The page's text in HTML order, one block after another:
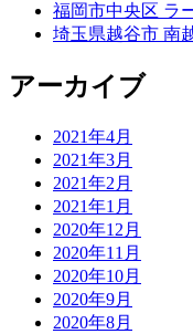
福岡市中央区 ラ
埼玉県越谷市 南
アーカイブ
2021年4月
2021年3月
2021年2月
2021年1月
2020年12月
2020年11月
2020年10月
2020年9月
2020年8月